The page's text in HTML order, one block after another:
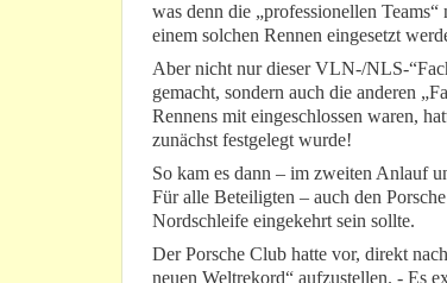
was denn die „professionellen
einem solchen Rennen eingesetzt
Aber nicht nur dieser VLN-/NLS-
gemacht, sondern auch die anderen
Rennens mit eingeschlossen waren,
zunächst festgelegt wurde!
So kam es dann – im zweiten Anlauf
Für alle Beteiligten – auch den
Nordschleife eingekehrt sein sollte.
Der Porsche Club hatte vor, direkt
neuen Weltrekord“ aufzustellen. - Es